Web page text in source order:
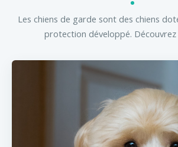
Les chiens de garde sont des chiens
protection développé.